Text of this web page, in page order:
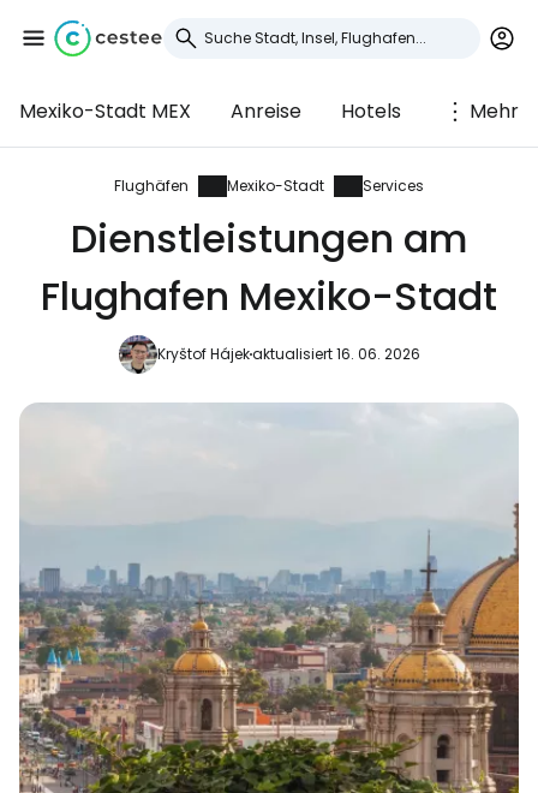
Mexiko-Stadt MEX Anreise Hotels Mehr
Flughäfen Mexiko-Stadt Services
Dienstleistungen am
Flughafen Mexiko-Stadt
Kryštof Hájekaktualisiert 16. 06. 2026
Anmeldung bei
Cestee
... die weltweite Reise-Community
Weiter mit Facebook